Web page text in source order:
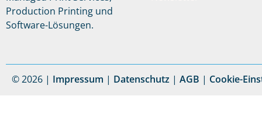
Production Printing und
Software-Lösungen.
© 2026 | Impressum | Datenschutz | AGB | Cookie-